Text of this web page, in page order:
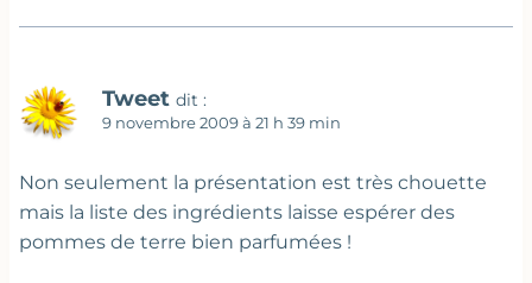
Tweet dit :
9 novembre 2009 à 21 h 39 min
Non seulement la présentation est très chouette
mais la liste des ingrédients laisse espérer des
pommes de terre bien parfumées !